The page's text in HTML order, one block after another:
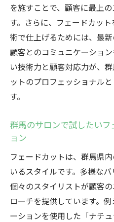
を施すことで、顧客に最上
す。さらに、フェードカッ
術で仕上げるためには、最
顧客とのコミュニケーショ
い技術力と顧客対応力が、
ットのプロフェッショナル
す。
群馬のサロンで試したい
ョン
フェードカットは、群馬県
いるスタイルです。多様なバ
個々のスタイリストが顧客
ローチを提供しています。
ーションを使用した「ナチ